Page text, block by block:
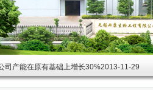
司产能在原有基础上增长30%2013-11-29